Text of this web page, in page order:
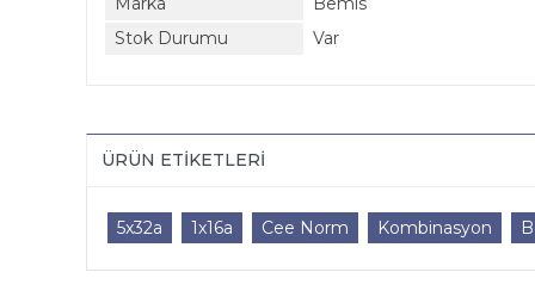
Stok Durumu
Var
ÜRÜN ETIKETLERI
5x32a 1x16a Cee Norm Kombinasyon